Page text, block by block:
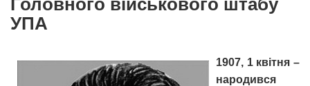
УПА
1907, 1 квітня –
народився